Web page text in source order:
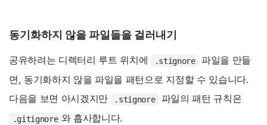
동기화하지 않을 파일들을 걸러내기
공유하려는 디렉터리 루트 위치에 .stignore
파일을 만들
면, 동기화하지 않을 파일을 패턴으로 지정할 수 있습니다.
다음을 보면 아시겠지만
.stignore 파일의 패턴 규칙은
.gitignore 와 흡사합니다.